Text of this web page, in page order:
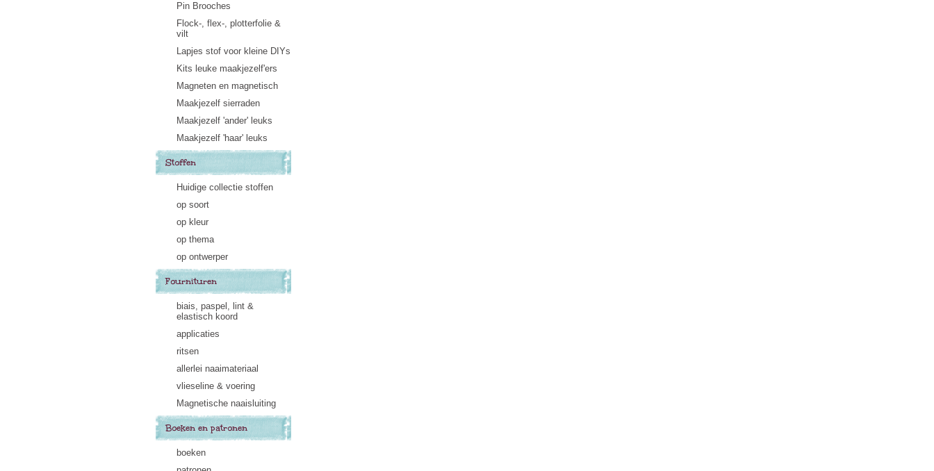
Pin Brooches
Flock-, flex-, plotterfolie &
vilt
Lapjes stof voor kleine DIYs
Kits leuke maakjezelf'ers
Magneten en magnetisch
Maakjezelf sierraden
Maakjezelf 'ander' leuks
Maakjezelf 'haar' leuks
Stoffen
Huidige collectie stoffen
op soort
op kleur
op thema
op ontwerper
Fournituren
biais, paspel, lint &
elastisch koord
applicaties
ritsen
allerlei naaimateriaal
vlieseline & voering
Magnetische naaisluiting
Boeken en patronen
boeken